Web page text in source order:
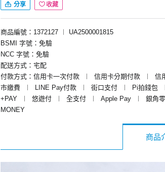
分享 收藏
商品編號：1372127 ︱
UA2500001815
BSMI 字號：免驗
NCC 字號：免驗
配送方式：宅配
付款方式：信用卡一次付款
︱ 信用卡分期付款 ︱ 信
市繳費
︱ LINE Pay付款 ︱ 街口支付 ︱ Pi拍錢包
+PAY
︱ 悠遊付 ︱ 全支付 ︱ Apple Pay ︱ 銀角
MONEY
商品